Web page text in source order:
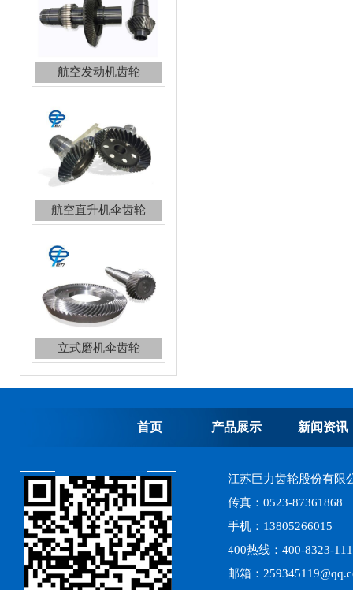
航空直升机伞齿轮
立式磨机伞齿轮
内齿轮加工
齿轮加工，加工齿轮
首页 产品展示 新闻资讯
江苏巨力齿轮股份有限
传真：0523-87361868
手机：13805266015
400热线：400-8323-111
邮箱：